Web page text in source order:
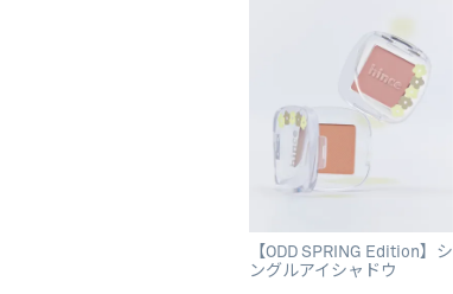
【ODD SPRING Edition】シ
ングルアイシャドウ